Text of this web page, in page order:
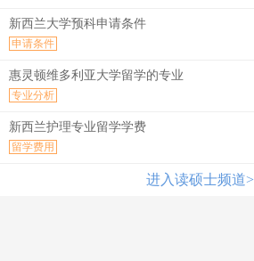
新西兰大学预科申请条件
申请条件
惠灵顿维多利亚大学留学的专业
专业分析
新西兰护理专业留学学费
留学费用
进入读硕士频道>